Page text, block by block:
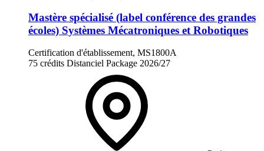
Mastère spécialisé (label conférence des grandes
écoles) Systèmes Mécatroniques et Robotiques
Certification d'établissement, MS1800A
75 crédits Distanciel Package 2026/27